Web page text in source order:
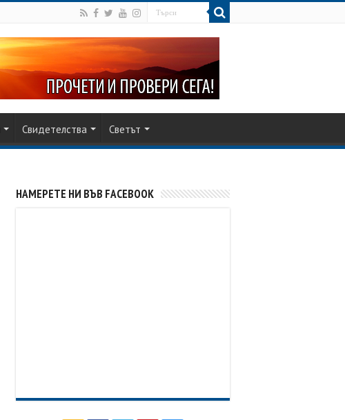
Свидетелства Светът
НАМЕРЕТЕ НИ ВЪВ FACEBOOK